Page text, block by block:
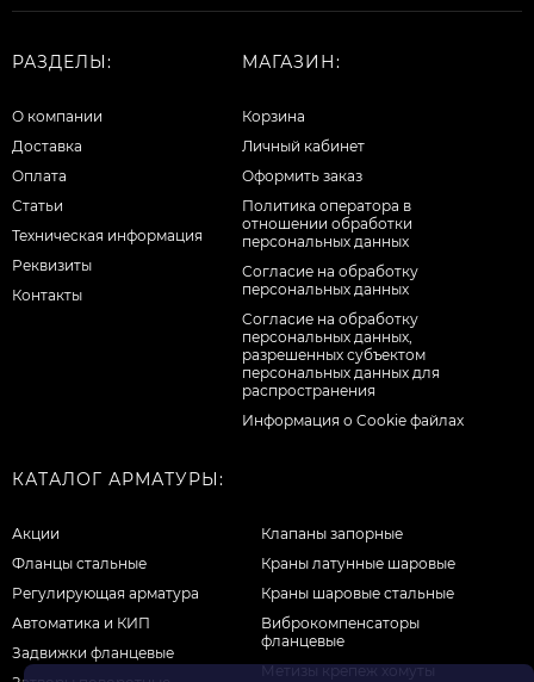
РАЗДЕЛЫ:
О компании
Доставка
Оплата
Статьи
Техническая информация
Реквизиты
Контакты
МАГАЗИН:
Корзина
Личный кабинет
Оформить заказ
Политика оператора в
отношении обработки
персональных данных
Согласие на обработку
персональных данных
Cогласие на обработку
персональных данных,
разрешенных субъектом
персональных данных для
распространения
Информация о Cookie файлах
КАТАЛОГ АРМАТУРЫ:
Акции
Фланцы стальные
Регулирующая арматура
Автоматика и КИП
Задвижки фланцевые
Клапаны запорные
Краны латунные шаровые
Краны шаровые стальные
Виброкомпенсаторы
фланцевые
Метизы крепеж хомуты